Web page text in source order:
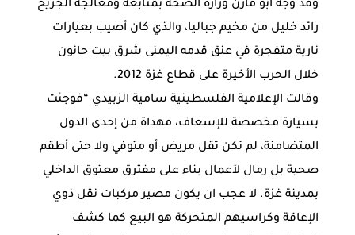
وقد وجه أبو مازن وزارة الصحة بمتابعة ومعالجة الجريح
رائد خليل من مخيم جباليا، والذي كان أصيب بعيارات
نارية متفجرة في عنق قدمه اليمنى شرق بيت حانون
خلال الحرب الأخيرة على قطاع غزة 2012.
وقالت الإعلامية الفلسطينية سامية الزبيدي “فوجئت
بسيارة مخصصة للإسعاف، مهداة من إحدى الدول
المتضامنة، لم تكن تقل مريض أو متوفي ولا حتى أطقم
صحية بل رمال لأعمال بناء على مفترق معتوق الداخلي
بمدينة غزة. لا عجب ان يكون مصير مركبات نقل ذوي
الإعاقة وكراسيهم المتحركة هو البيع كما كشف